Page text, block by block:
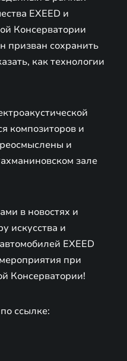
EXEED и
Консерватории
призван сохранить
как технологии
композиторов и
и
зале
в новостях и
искусства и
EXEED
при
Консерватории!
ссылке: